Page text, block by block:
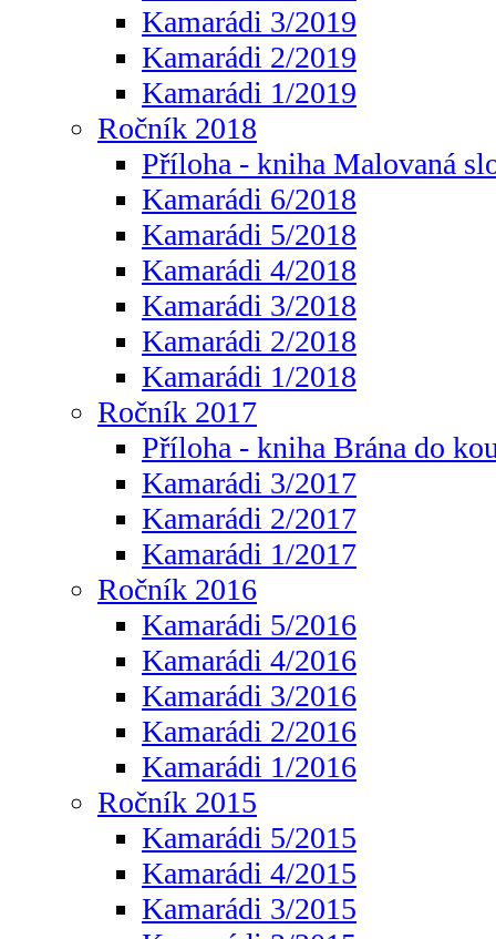
Kamarádi 3/2019
Kamarádi 2/2019
Kamarádi 1/2019
Ročník 2018
Příloha - kniha Malovaná
Kamarádi 6/2018
Kamarádi 5/2018
Kamarádi 4/2018
Kamarádi 3/2018
Kamarádi 2/2018
Kamarádi 1/2018
Ročník 2017
Příloha - kniha Brána do
Kamarádi 3/2017
Kamarádi 2/2017
Kamarádi 1/2017
Ročník 2016
Kamarádi 5/2016
Kamarádi 4/2016
Kamarádi 3/2016
Kamarádi 2/2016
Kamarádi 1/2016
Ročník 2015
Kamarádi 5/2015
Kamarádi 4/2015
Kamarádi 3/2015